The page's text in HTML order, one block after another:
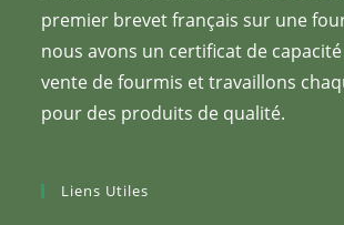
premier brevet français sur une
nous avons un certificat de
vente de fourmis et travaillons
pour des produits de qualité.
Liens Utiles